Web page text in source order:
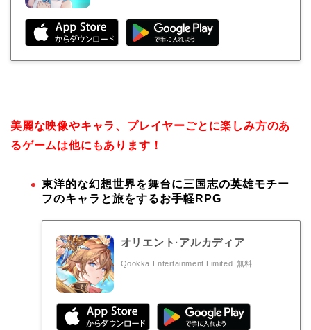
美麗な映像やキャラ、プレイヤーごとに楽しみ方のあ
るゲームは他にもあります！
東洋的な幻想世界を舞台に三国志の英雄モチー
フのキャラと旅をするお手軽RPG
オリエント·アルカディア
Qookka Entertainment Limited 無料